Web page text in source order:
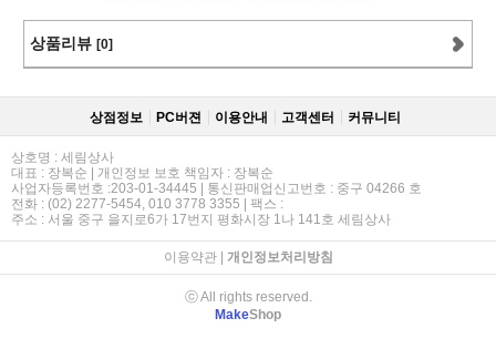
상품리뷰 [0]
상점정보 PC버젼 이용안내 고객센터 커뮤니티
상호명 : 세림상사
대표 : 장복순 | 개인정보 보호 책임자 : 장복순
사업자등록번호 :203-01-34445 | 통신판매업신고번호 : 중구 04266 호
전화 : (02) 2277-5454, 010 3778 3355 | 팩스 :
주소 : 서울 중구 을지로6가 17번지 평화시장 1나 141호 세림상사
이용약관| 개인정보처리방침
ⓒ All rights reserved.
MakeShop